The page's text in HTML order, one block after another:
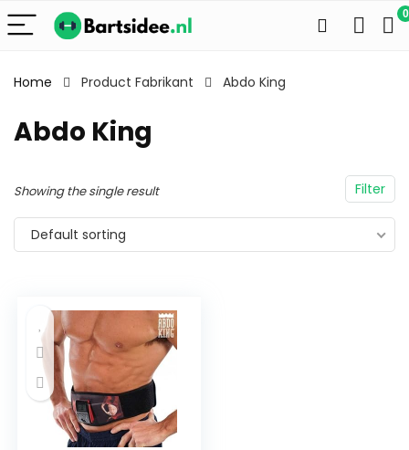
0
Home Product Fabrikant Abdo King
Abdo King
Filter
Showing the single result
Default sorting